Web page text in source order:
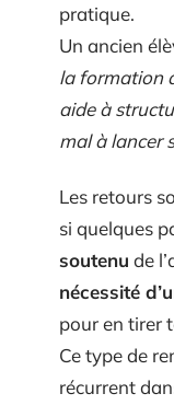
pratique.
Un ancien
la formation
aide à
mal à lancer
Les retours
si quelques
soutenu de
nécessité
pour en tirer
Ce type de
récurrent